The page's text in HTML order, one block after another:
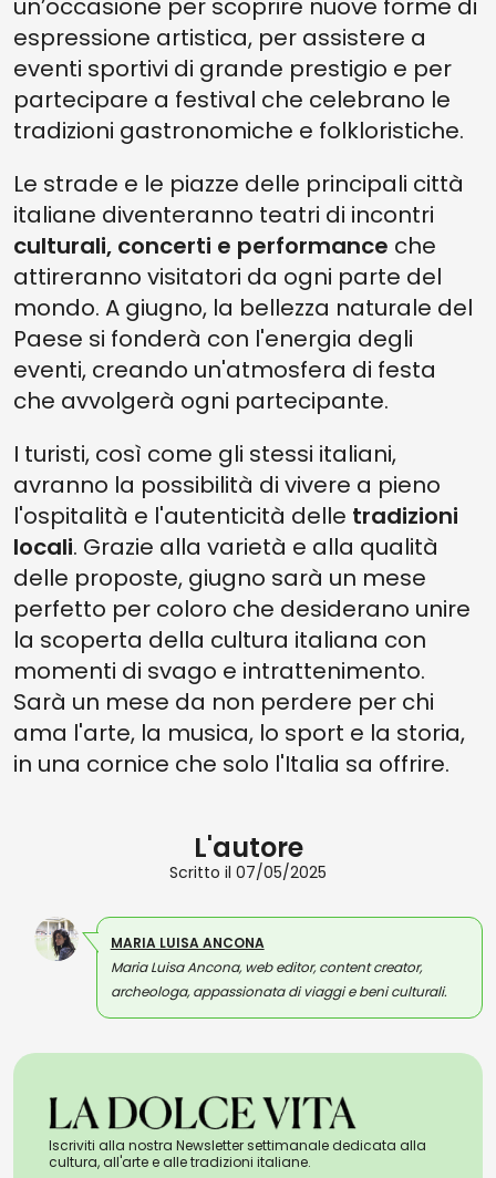
un’occasione per scoprire nuove forme di
espressione artistica, per assistere a
eventi sportivi di grande prestigio e per
partecipare a festival che celebrano le
tradizioni gastronomiche e folkloristiche.
Le strade e le piazze delle principali città
italiane diventeranno teatri di incontri
culturali, concerti e performance che
attireranno visitatori da ogni parte del
mondo. A giugno, la bellezza naturale del
Paese si fonderà con l'energia degli
eventi, creando un'atmosfera di festa
che avvolgerà ogni partecipante.
I turisti, così come gli stessi italiani,
avranno la possibilità di vivere a pieno
l'ospitalità e l'autenticità delle tradizioni
locali. Grazie alla varietà e alla qualità
delle proposte, giugno sarà un mese
perfetto per coloro che desiderano unire
la scoperta della cultura italiana con
momenti di svago e intrattenimento.
Sarà un mese da non perdere per chi
ama l'arte, la musica, lo sport e la storia,
in una cornice che solo l'Italia sa offrire.
L'autore
Scritto il 07/05/2025
MARIA LUISA ANCONA
Maria Luisa Ancona, web editor, content creator,
archeologa, appassionata di viaggi e beni culturali.
Iscriviti alla nostra Newsletter settimanale dedicata alla
cultura, all'arte e alle tradizioni italiane.